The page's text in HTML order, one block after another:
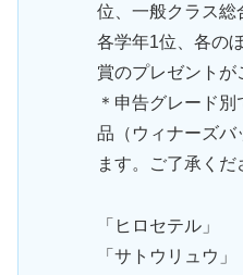
位、一般クラス総
各学年1位、各の
賞のプレゼントが
＊申告グレード
品（ウィナーズバ
ます。ご了承くだ
「ヒロセテル」
「サトウリュウ」